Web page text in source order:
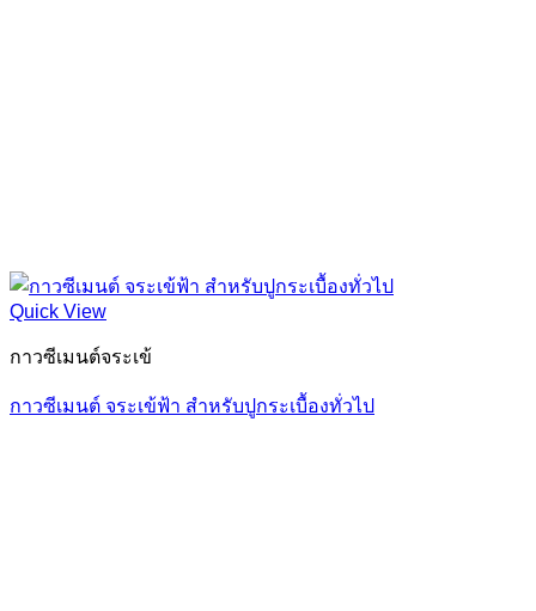
Quick View
กาวซีเมนต์จระเข้
กาวซีเมนต์ จระเข้ฟ้า สำหรับปูกระเบื้องทั่วไป